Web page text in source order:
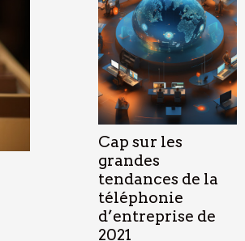
Cap sur les
grandes
tendances de la
téléphonie
d’entreprise de
2021